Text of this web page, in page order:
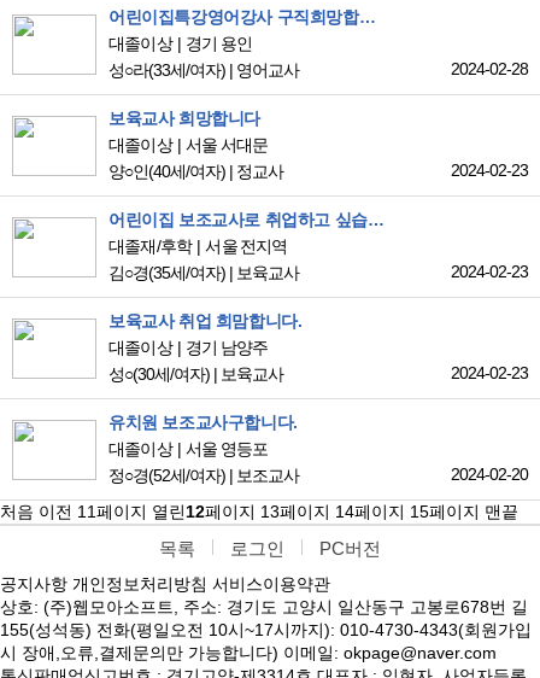
어린이집특강영어강사 구직희망합니다 :)
대졸이상
경기 용인
성○라(33세/여자) | 영어교사 2024-02-28
보육교사 희망합니다
대졸이상
서울 서대문
양○인(40세/여자) | 정교사 2024-02-23
어린이집 보조교사로 취업하고 싶습니다
대졸재/후학
서울 전지역
김○경(35세/여자) | 보육교사 2024-02-23
보육교사 취업 희맘합니다.
대졸이상
경기 남양주
성○(30세/여자) | 보육교사 2024-02-23
유치원 보조교사구합니다.
대졸이상
서울 영등포
정○경(52세/여자) | 보조교사
2024-02-20
처음 이전 11페이지 열린12페이지 13페이지 14페이지 15페이지 맨끝
목록 로그인 PC버전
공지사항 개인정보처리방침 서비스이용약관
상호: (주)웹모아소프트, 주소: 경기도 고양시 일산동구 고봉로678번 길
155(성석동) 전화(평일오전 10시~17시까지): 010-4730-4343(회원가입
시 장애,오류,결제문의만 가능합니다) 이메일: okpage@naver.com